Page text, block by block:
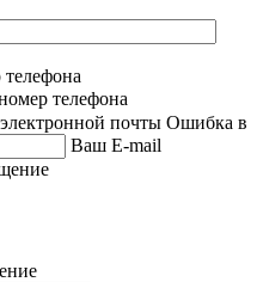
телефона
почты Ошибка в
Ваш E-mail